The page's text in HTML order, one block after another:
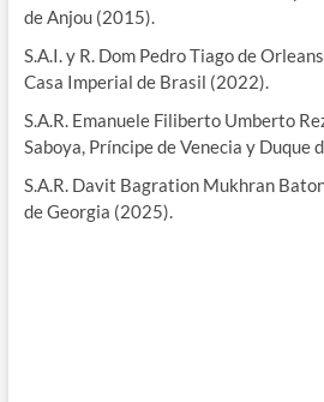
de Anjou (2015).
S.A.I. y R. Dom Pedro Tiago de
Casa Imperial de Brasil (2022).
S.A.R. Emanuele Filiberto Umberto
Saboya, Príncipe de Venecia y Duque
S.A.R. Davit Bagration Mukhran
de Georgia (2025).